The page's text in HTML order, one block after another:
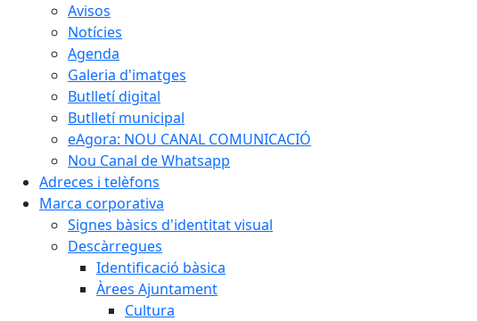
Avisos
Notícies
Agenda
Galeria d'imatges
Butlletí digital
Butlletí municipal
eAgora: NOU CANAL COMUNICACIÓ
Nou Canal de Whatsapp
Adreces i telèfons
Marca corporativa
Signes bàsics d'identitat visual
Descàrregues
Identificació bàsica
Àrees Ajuntament
Cultura